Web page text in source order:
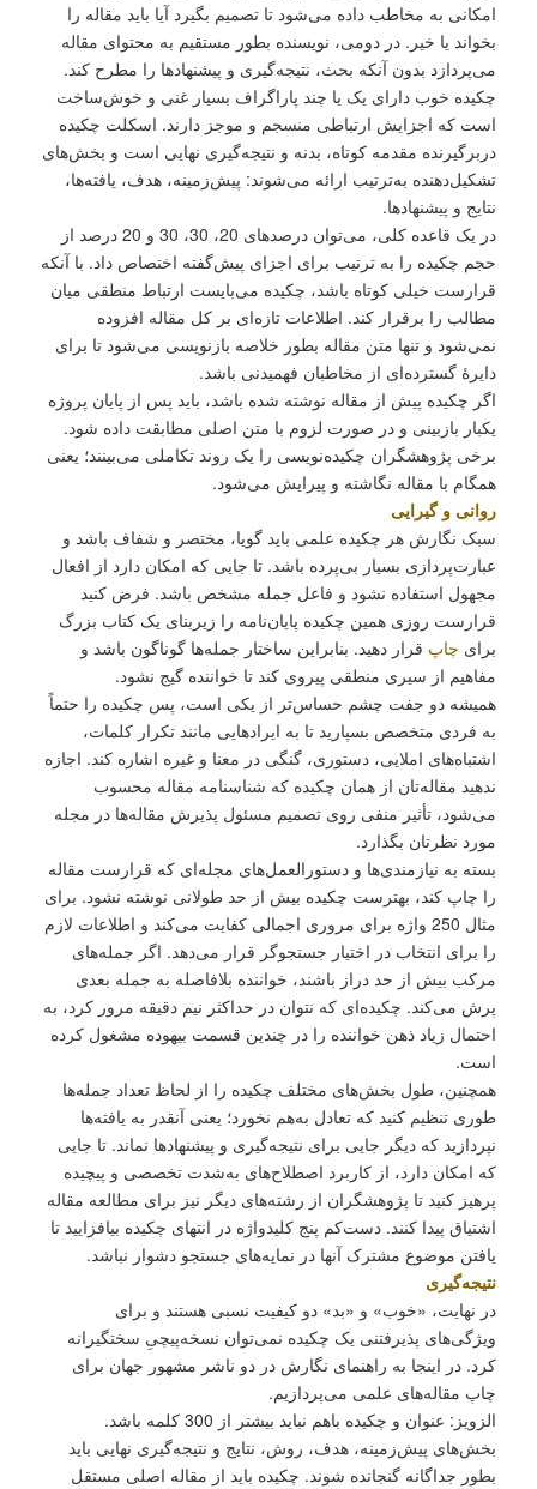
امکانی به مخاطب داده می‌شود تا تصمیم بگیرد آیا باید مقاله را
بخواند یا خیر. در دومی، نویسنده بطور مستقیم به محتوای مقاله
می‌پردازد بدون آنکه بحث، نتیجه‌گیری و پیشنهادها را مطرح کند.
چکیده خوب دارای یک یا چند پاراگراف بسیار غنی و خوش‌ساخت
است که اجزایش ارتباطی منسجم و موجز دارند. اسکلت چکیده
دربرگیرنده مقدمه کوتاه، بدنه و نتیجه‌گیری نهایی است و بخش‌های
تشکیل‌دهنده به‌ترتیب ارائه می‌شوند: پیش‌زمینه، هدف، یافته‌ها،
نتایج و پیشنهادها.
در یک قاعده کلی، می‌توان درصدهای 20، 30، 30 و 20 درصد از
حجم چکیده را به ترتیب برای اجزای پیش‌گفته اختصاص داد. با آنکه
قرارست خیلی کوتاه باشد، چکیده می‌بایست ارتباط منطقی میان
مطالب را برقرار کند. اطلاعات تازه‌ای بر کل مقاله افزوده
نمی‌شود و تنها متن مقاله بطور خلاصه بازنویسی می‌شود تا برای
دایرۀ گسترده‌ای از مخاطبان فهمیدنی باشد.
اگر چکیده پیش از مقاله نوشته شده باشد، باید پس از پایان پروژه
یکبار بازبینی و در صورت لزوم با متن اصلی مطابقت داده شود.
برخی پژوهشگران چکیده‌نویسی را یک روند تکاملی می‌بینند؛ یعنی
همگام با مقاله نگاشته و پیرایش می‌شود.
روانی و گیرایی
سبک نگارش هر چکیده علمی باید گویا، مختصر و شفاف باشد و
عبارت‌پردازی بسیار بی‌پرده باشد. تا جایی که امکان دارد از افعال
مجهول استفاده نشود و فاعل جمله مشخص باشد. فرض کنید
قرارست روزی همین چکیده پایان‌نامه را زیربنای یک کتاب بزرگ
برای چاپ قرار دهید. بنابراین ساختار جمله‌ها گوناگون باشد و
مفاهیم از سیری منطقی پیروی کند تا خواننده گیج نشود.
همیشه دو جفت چشم حساس‌تر از یکی است، پس چکیده را حتماً
به فردی متخصص بسپارید تا به ایرادهایی مانند تکرار کلمات،
اشتباه‌های املایی، دستوری، گنگی در معنا و غیره اشاره کند. اجازه
ندهید مقاله‌تان از همان چکیده که شناسنامه مقاله محسوب
می‌شود، تأثیر منفی روی تصمیم مسئول پذیرش‌ مقاله‌ها در مجله
مورد نظرتان بگذارد.
بسته به نیازمندی‌ها و دستورالعمل‌های مجله‌ای که قرارست مقاله
را چاپ کند، بهترست چکیده بیش از حد طولانی نوشته نشود. برای
مثال 250 واژه برای مروری اجمالی کفایت می‌کند و اطلاعات لازم
را برای انتخاب در اختیار جستجوگر قرار می‌دهد. اگر جمله‌های
مرکب بیش از حد دراز باشند، خواننده بلافاصله به جمله بعدی
پرش می‌کند. چکیده‌ای که نتوان در حداکثر نیم‌ دقیقه مرور کرد، به
احتمال زیاد ذهن خواننده را در چندین قسمت بیهوده مشغول کرده
است.
همچنین، طول بخش‌های مختلف چکیده را از لحاظ تعداد جمله‌ها
طوری تنظیم کنید که تعادل به‌هم نخورد؛ یعنی آنقدر به یافته‌ها
نپردازید که دیگر جایی برای نتیجه‌گیری و پیشنهادها نماند. تا جایی
که امکان دارد، از کاربرد اصطلاح‌های به‌شدت تخصصی و پیچیده
پرهیز کنید تا پژوهشگران از رشته‌های دیگر نیز برای مطالعه مقاله
اشتیاق پیدا کنند. دست‌کم پنج کلیدواژه در انتهای چکیده بیافزایید تا
یافتن موضوع مشترک آنها در نمایه‌های جستجو دشوار نباشد.
نتیجه‌گیری
در نهایت، «خوب» و «بد» دو کیفیت نسبی هستند و برای
ویژگی‌های پذیرفتنی یک چکیده نمی‌توان نسخه‌پیچیِ سختگیرانه
کرد. در اینجا به راهنمای نگارش در دو ناشر مشهور جهان برای
چاپ مقاله‌های علمی می‌پردازیم.
الزویز: عنوان و چکیده باهم نباید بیشتر از 300 کلمه باشد.
بخش‌های پیش‌زمینه، هدف، روش، نتایج و نتیجه‌گیری نهایی باید
بطور جداگانه گنجانده شوند. چکیده باید از مقاله اصلی مستقل